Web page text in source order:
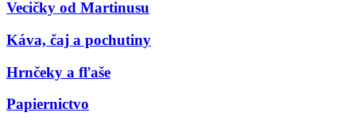
Vecičky od Martinusu
Káva, čaj a pochutiny
Hrnčeky a fľaše
Papiernictvo